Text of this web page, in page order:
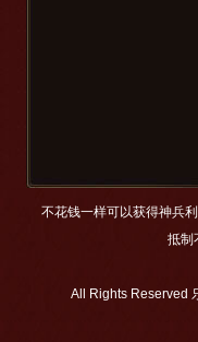
不花钱一样可以获得神兵
抵制
All Rights Reserved